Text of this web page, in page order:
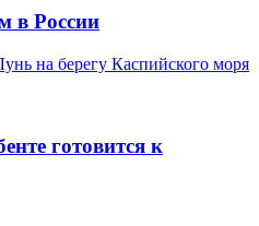
в России
готовится к